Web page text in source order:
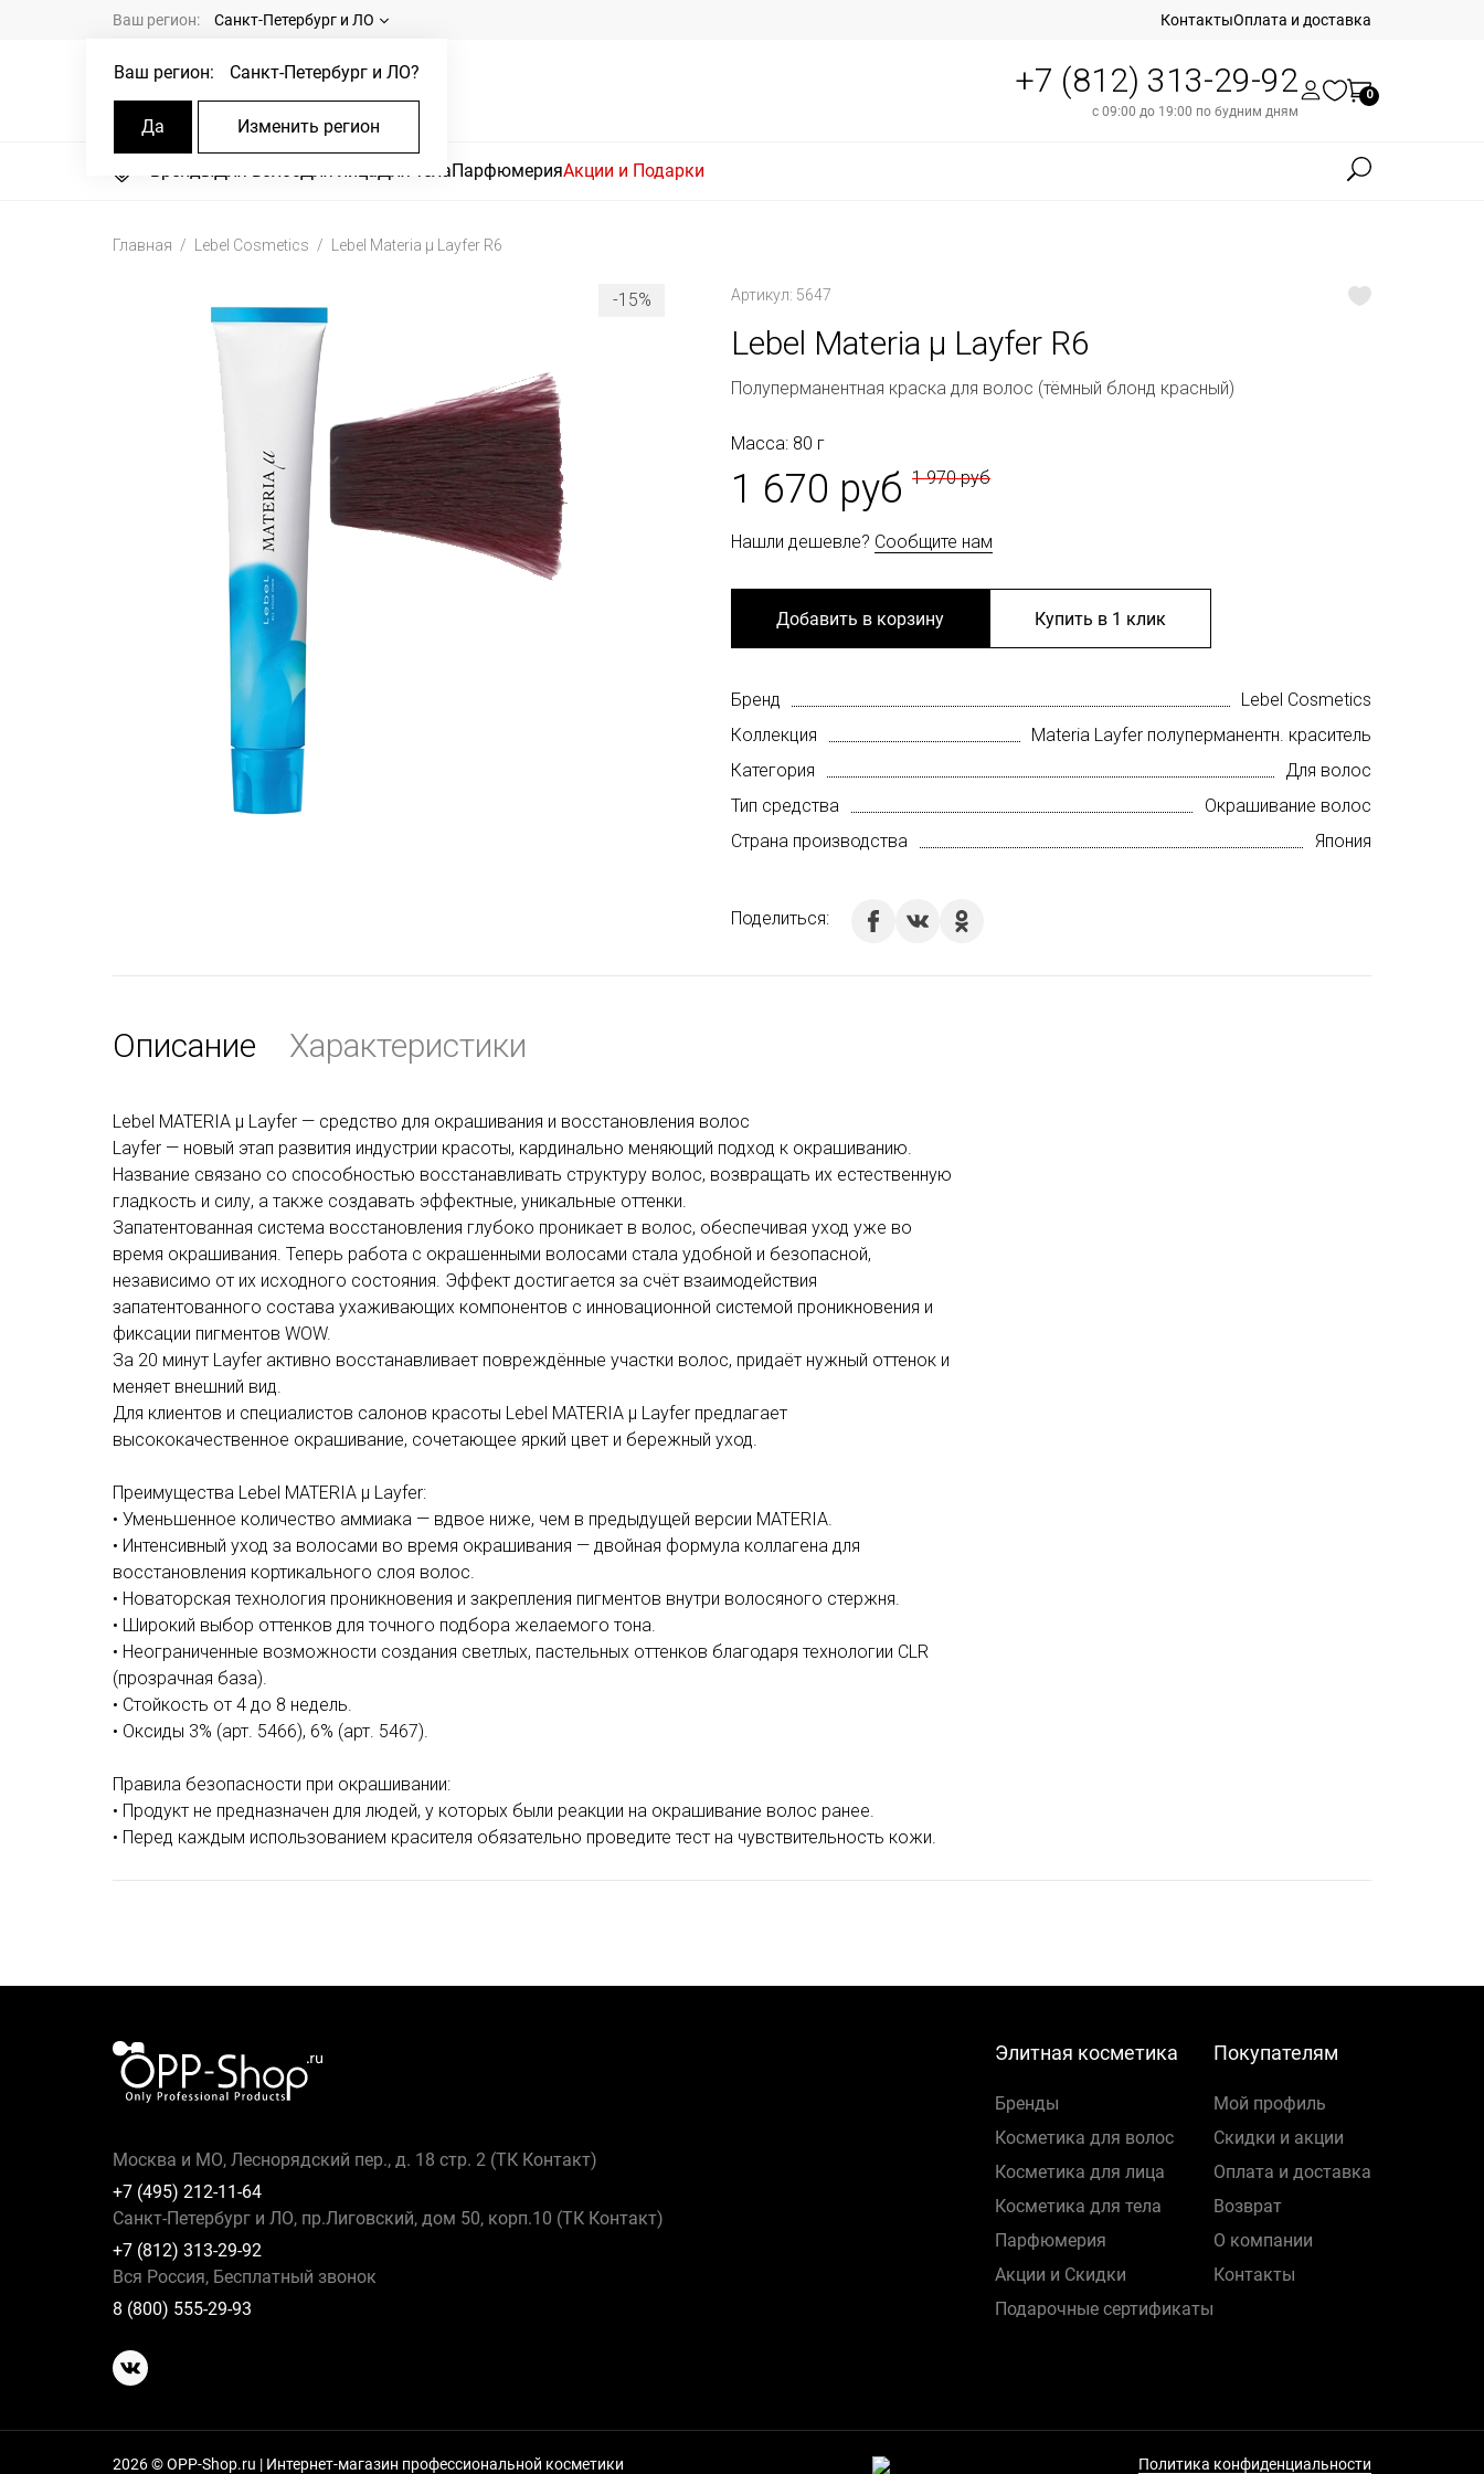
Ваш регион: Санкт-Петербург и ЛО
Ваш регион: Санкт-Петербург и ЛО?
Да Изменить регион
КонтактыОплата и доставка
+7 (812) 313-29-92
с 09:00 до 19:00 по будним дням
0
БрендыДля волосДля лицаДля телаПарфюмерияАкции и Подарки
Главная Lebel Cosmetics Lebel Materia μ Layfer R6
-15% Артикул: 5647
Lebel Materia μ Layfer R6
Полуперманентная краска для волос (тёмный блонд красный)
Масса: 80 г
1 670 руб 1 970 руб
Нашли дешевле? Сообщите нам
Добавить в корзину Купить в 1 клик
Бренд
Lebel Cosmetics
Коллекция
Materia Layfer полуперманентн. краситель
Категория
Для волос
Тип средства
Окрашивание волос
Страна производства
Япония
Поделиться:
Описание Характеристики
Lebel MATERIA μ Layfer — средство для окрашивания и восстановления волос
Layfer — новый этап развития индустрии красоты, кардинально меняющий подход к окрашиванию.
Название связано со способностью восстанавливать структуру волос, возвращать их естественную
гладкость и силу, а также создавать эффектные, уникальные оттенки.
Запатентованная система восстановления глубоко проникает в волос, обеспечивая уход уже во
время окрашивания. Теперь работа с окрашенными волосами стала удобной и безопасной,
независимо от их исходного состояния. Эффект достигается за счёт взаимодействия
запатентованного состава ухаживающих компонентов с инновационной системой проникновения и
фиксации пигментов WOW.
За 20 минут Layfer активно восстанавливает повреждённые участки волос, придаёт нужный оттенок и
меняет внешний вид.
Для клиентов и специалистов салонов красоты Lebel MATERIA μ Layfer предлагает
высококачественное окрашивание, сочетающее яркий цвет и бережный уход.
Преимущества Lebel MATERIA μ Layfer:
• Уменьшенное количество аммиака — вдвое ниже, чем в предыдущей версии MATERIA.
• Интенсивный уход за волосами во время окрашивания — двойная формула коллагена для
восстановления кортикального слоя волос.
• Новаторская технология проникновения и закрепления пигментов внутри волосяного стержня.
• Широкий выбор оттенков для точного подбора желаемого тона.
• Неограниченные возможности создания светлых, пастельных оттенков благодаря технологии CLR
(прозрачная база).
• Стойкость от 4 до 8 недель.
• Оксиды 3% (арт. 5466), 6% (арт. 5467).
Правила безопасности при окрашивании:
• Продукт не предназначен для людей, у которых были реакции на окрашивание волос ранее.
• Перед каждым использованием красителя обязательно проведите тест на чувствительность кожи.
Москва и МО, Леснорядский пер., д. 18 стр. 2 (ТК Контакт)
+7 (495) 212-11-64
Санкт-Петербург и ЛО, пр.Лиговский, дом 50, корп.10 (ТК Контакт)
+7 (812) 313-29-92
Вся Россия, Бесплатный звонок
8 (800) 555-29-93
Элитная косметика
Бренды
Косметика для волос
Косметика для лица
Косметика для тела
Парфюмерия
Акции и Скидки
Подарочные сертификаты
Покупателям
Мой профиль
Скидки и акции
Оплата и доставка
Возврат
О компании
Контакты
2026 © OPP-Shop.ru | Интернет-магазин профессиональной косметики Политика конфиденциальности